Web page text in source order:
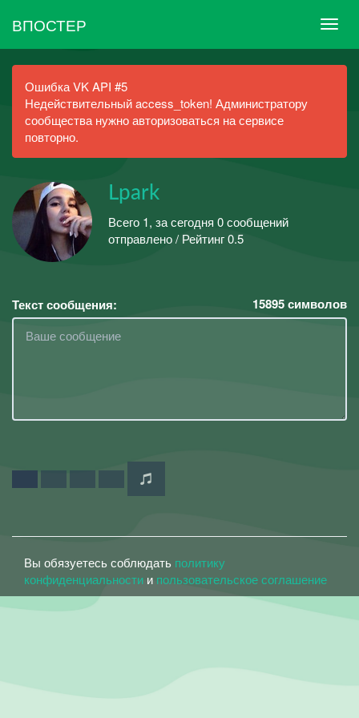
ВПОСТЕР
Ошибка VK API #5
Недействительный access_token! Администратору
сообщества нужно авторизоваться на сервисе
повторно.
Lpark
Всего 1, за сегодня 0 сообщений
отправлено / Рейтинг 0.5
Текст сообщения: 15895символов
Вы обязуетесь соблюдать политику
конфиденциальности и пользовательское соглашение